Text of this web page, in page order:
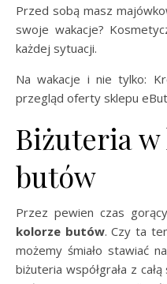
Przed sobą masz
swoje wakacje?
każdej sytuacji.
Na wakacje i nie tylko:
przegląd oferty sklepu
Biżuteria
butów
Przez pewien czas
kolorze butów. Czy ta
możemy śmiało stawiać
biżuteria współgrała z